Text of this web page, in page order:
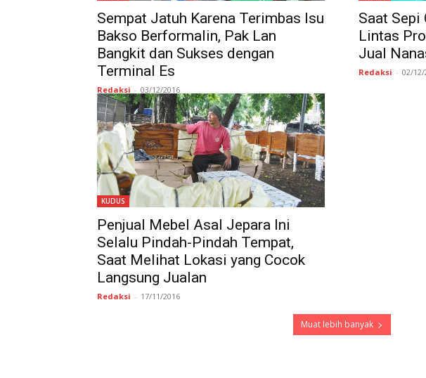
Sempat Jatuh Karena Terimbas Isu
Bakso Berformalin, Pak Lan
Bangkit dan Sukses dengan
Terminal Es
Redaksi - 03/12/2016
Saat Sepi
Lintas
Jual
Redaksi - 02/12/
KUDUS
Penjual Mebel Asal Jepara Ini
Selalu Pindah-Pindah Tempat,
Saat Melihat Lokasi yang Cocok
Langsung Jualan
Redaksi - 17/11/2016
Muat lebih banyak